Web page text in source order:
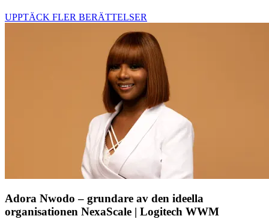
UPPTÄCK FLER BERÄTTELSER
Adora Nwodo – grundare av den ideella
organisationen NexaScale | Logitech WWM